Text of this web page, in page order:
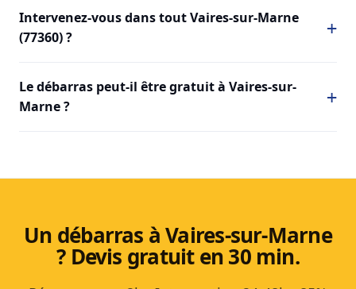
Intervenez-vous dans tout Vaires-sur-Marne
(77360) ?
Le débarras peut-il être gratuit à Vaires-sur-
Marne ?
Un débarras à Vaires-sur-Marne
? Devis gratuit en 30 min.